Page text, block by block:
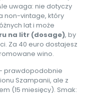
uwaga: nie dotyczy
non-vintage, który
lat i może
na litr (dosage), by
Za 40 euro dostajesz
wino.
prawdopodobnie
Szampanii, ale z
(15 miesięcy). Smak: